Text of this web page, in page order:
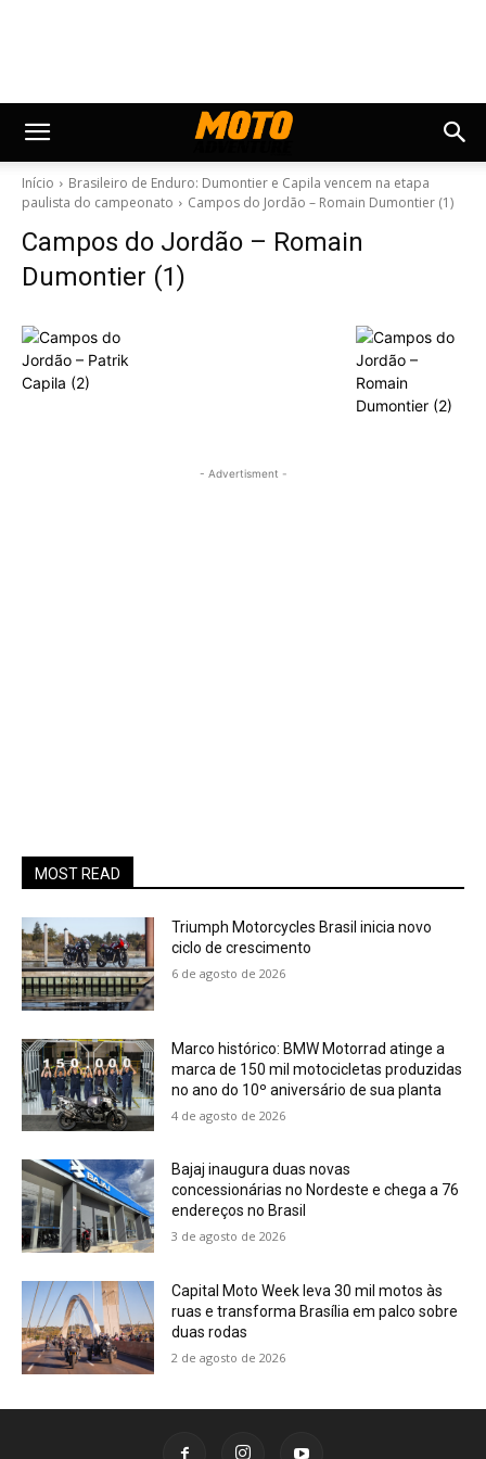
Início
Brasileiro de Enduro: Dumontier e Capila vencem na etapa
paulista do campeonato
Campos do Jordão – Romain Dumontier (1)
Campos do Jordão – Romain
Dumontier (1)
- Advertisment -
MOST READ
Triumph Motorcycles Brasil inicia novo
ciclo de crescimento
6 de agosto de 2026
Marco histórico: BMW Motorrad atinge a
marca de 150 mil motocicletas produzidas
no ano do 10º aniversário de sua planta
4 de agosto de 2026
Bajaj inaugura duas novas
concessionárias no Nordeste e chega a 76
endereços no Brasil
3 de agosto de 2026
Capital Moto Week leva 30 mil motos às
ruas e transforma Brasília em palco sobre
duas rodas
2 de agosto de 2026